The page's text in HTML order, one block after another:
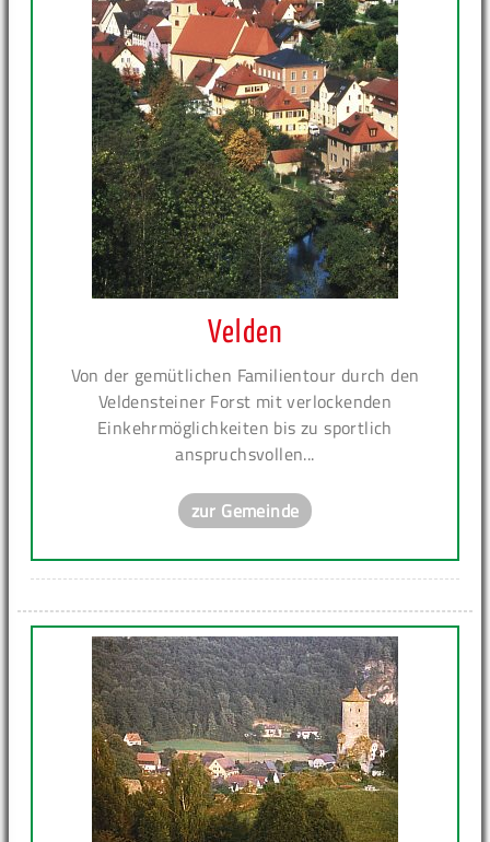
Velden
Von der gemütlichen Familientour durch den
Veldensteiner Forst mit verlockenden
Einkehrmöglichkeiten bis zu sportlich
anspruchsvollen...
zur Gemeinde